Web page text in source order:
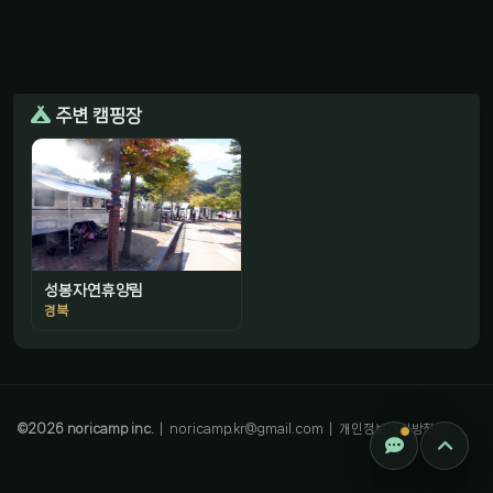
주변 캠핑장
성봉자연휴양림
경북
©2026noricamp inc. noricamp.kr@gmail.com 개인정보처리방침
감성 캠핑 큐레이터